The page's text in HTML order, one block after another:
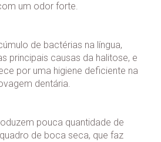
um odor forte.
de bactérias na língua,
principais causas da halitose, e
por uma higiene deficiente na
dentária.
pouca quantidade de
de boca seca, que faz